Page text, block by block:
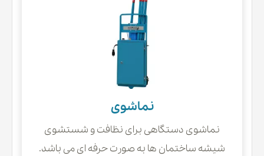
نماشوی
نماشوی دستگاهی برای نظافت و شستشوی
شیشه ساختمان ها به صورت حرفه ای می باشد.